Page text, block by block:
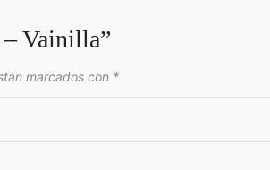
Vainilla”
marcados con *